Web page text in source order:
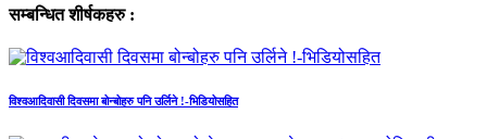
सम्बन्धित शीर्षकहरु :
विश्वआदिवासी दिवसमा बोन्बोहरु पनि उर्लिने !-भिडियोसहित